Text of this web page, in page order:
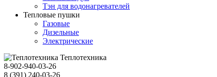
Тэн для водонагревателей
Тепловые пушки
Газовые
Дизельные
Электрические
Теплотехника
8-902-940-03-26
8 (391) 240-03-26